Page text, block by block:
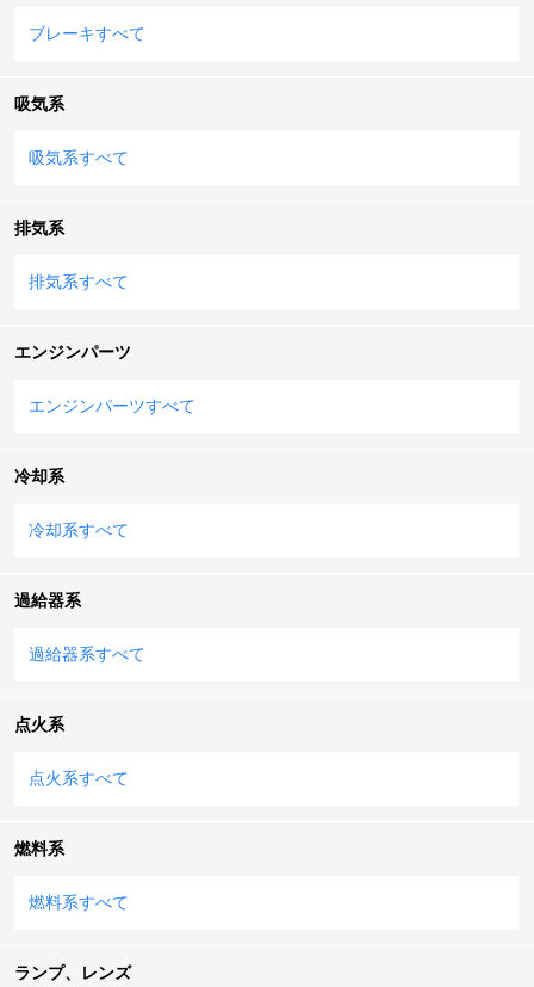
ブレーキすべて
吸気系
吸気系すべて
排気系
排気系すべて
エンジンパーツ
エンジンパーツすべて
冷却系
冷却系すべて
過給器系
過給器系すべて
点火系
点火系すべて
燃料系
燃料系すべて
ランプ、レンズ